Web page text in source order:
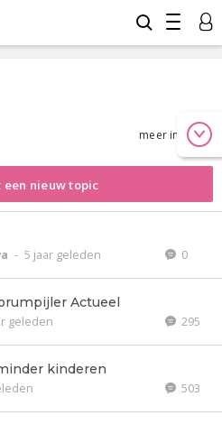
meer info
een nieuw topic
- 5 jaar geleden 0
Actueel
geleden 295
kinderen
503